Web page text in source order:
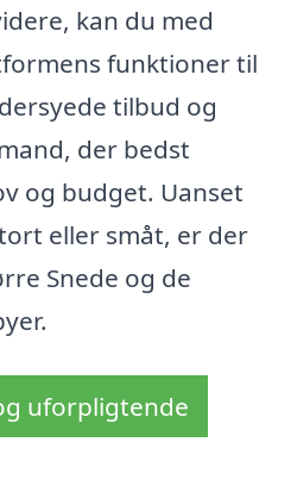
kan du med
funktioner til
tilbud og
der bedst
og budget. Uanset
eller småt, er der
Snede og de
uforpligtende